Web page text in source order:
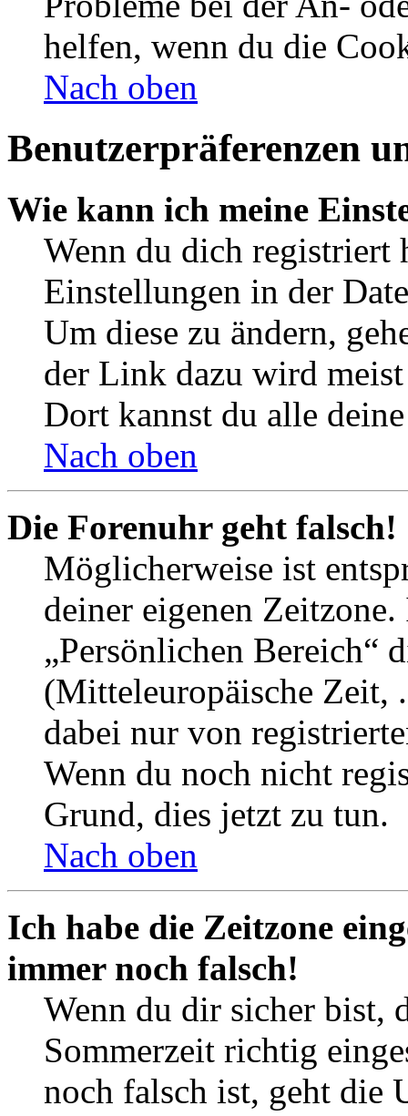
helfen, wenn du die
Nach oben
Benutzerpräferenzen
Wie kann ich meine
Wenn du dich registriert
Einstellungen in der
Um diese zu ändern,
der Link dazu wird
Dort kannst du alle
Nach oben
Die Forenuhr geht falsch!
Möglicherweise ist
deiner eigenen
„Persönlichen Bereich“
(Mitteleuropäische Zeit,
dabei nur von
Wenn du noch nicht
Grund, dies jetzt zu tun.
Nach oben
Ich habe die Zeitzone
immer noch falsch!
Wenn du dir sicher bist,
Sommerzeit richtig
noch falsch ist, geht die